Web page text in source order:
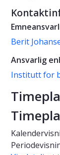
Berit
Ansvarlig
Institutt for